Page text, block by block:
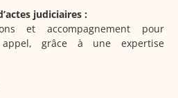
judiciaires :
et accompagnement pour
grâce à une expertise